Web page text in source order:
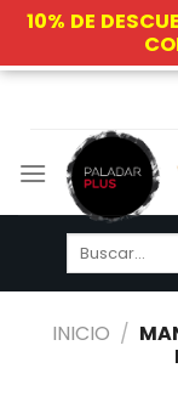
Skip
content
Buscar
INICIO /
10% DE